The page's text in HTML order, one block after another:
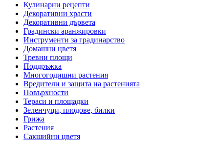
Кулинарни рецепти
Декоративни храсти
Декоративни дървета
Градински аранжировки
Инструменти за градинарство
Домашни цветя
Тревни площи
Поддръжка
Многогодишни растения
Вредители и защита на растенията
Повърхности
Тераси и площадки
Зеленчуци, плодове, билки
Грижа
Растения
Сакшийни цветя